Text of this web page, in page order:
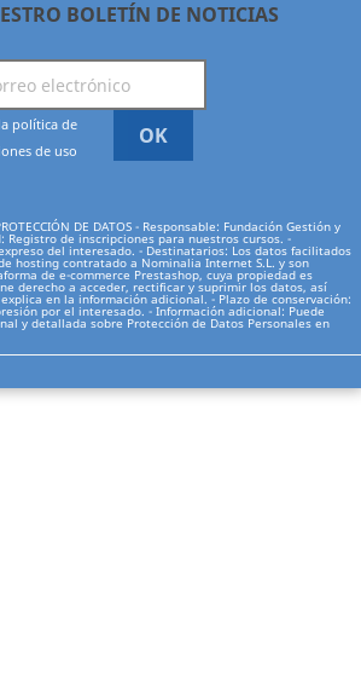
BOLETÍN DE NOTICIAS
política de
de uso
DE DATOS - Responsable: Fundación Gestión y
Registro de inscripciones para nuestros cursos. -
del interesado. - Destinatarios: Los datos facilitados
hosting contratado a Nominalia Internet S.L. y son
de e-commerce Prestashop, cuya propiedad es
derecho a acceder, rectificar y suprimir los datos, así
en la información adicional. - Plazo de conservación:
por el interesado. - Información adicional: Puede
y detallada sobre Protección de Datos Personales en